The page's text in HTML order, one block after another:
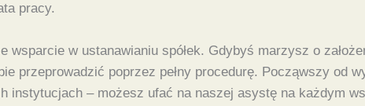
pracy.
w ustanawianiu spółek. Gdybyś marzysz o
przeprowadzić poprzez pełny procedurę. Począwszy od
instytucjach – możesz ufać na naszej asystę na każdym